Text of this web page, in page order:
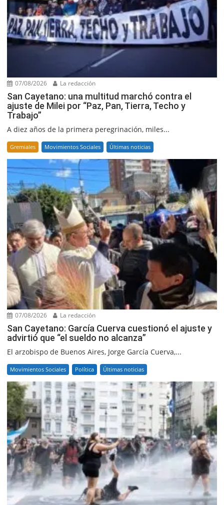
07/08/2026 La redacción
San Cayetano: una multitud marchó contra el
ajuste de Milei por “Paz, Pan, Tierra, Techo y
Trabajo”
A diez años de la primera peregrinación, miles...
Gremiales Movimientos Sociales Últimas noticias
07/08/2026 La redacción
San Cayetano: García Cuerva cuestionó el ajuste y
advirtió que “el sueldo no alcanza”
El arzobispo de Buenos Aires, Jorge García Cuerva,...
Movimientos Sociales Política Últimas noticias